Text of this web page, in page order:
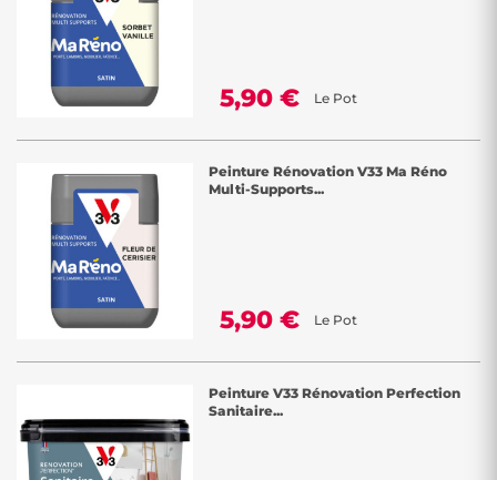
5,90 € Le Pot
Peinture Rénovation V33 Ma Réno
Multi-Supports...
5,90 € Le Pot
Peinture V33 Rénovation Perfection
Sanitaire...